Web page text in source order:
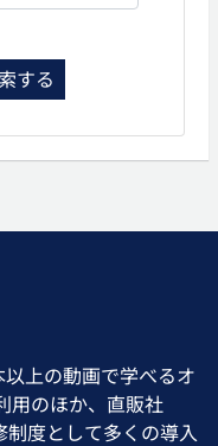
する
上の動画で学べるオ
用のほか、直販社
度として多くの導入